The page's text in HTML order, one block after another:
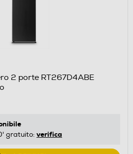
2 porte RT267D4ABE
gratuito: verifica